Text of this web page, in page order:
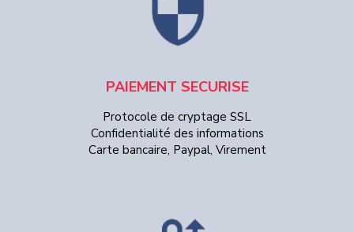
PAIEMENT SECURISE
Protocole de cryptage SSL
Confidentialité des informations
Carte bancaire, Paypal, Virement